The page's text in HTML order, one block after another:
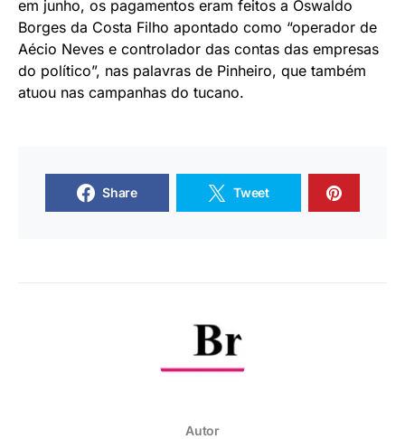
em junho, os pagamentos eram feitos a Oswaldo
Borges da Costa Filho apontado como “operador de
Aécio Neves e controlador das contas das empresas
do político”, nas palavras de Pinheiro, que também
atuou nas campanhas do tucano.
Share Tweet
Autor